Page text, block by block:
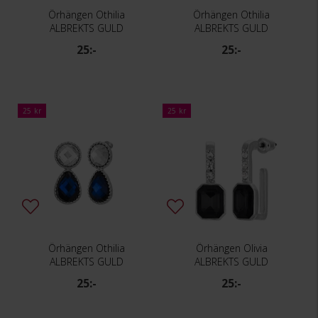
Örhängen Othilia
ALBREKTS GULD
25:-
Örhängen Othilia
ALBREKTS GULD
25:-
25 kr
Örhängen Othilia
ALBREKTS GULD
25:-
25 kr
Örhängen Olivia
ALBREKTS GULD
25:-